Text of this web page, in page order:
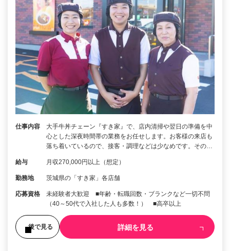
仕事内容
大手牛丼チェーン『すき家』で、店内清掃や翌日の準備を中
心とした深夜時間帯の業務をお任せします。お客様の来店も
落ち着いているので、接客・調理などは少なめです。その…
給与 月収270,000円以上（想定）
勤務地 茨城県の「すき家」各店舗
応募資格
未経験者大歓迎 ■年齢・転職回数・ブランクなど一切不問
（40～50代で入社した人も多数！） ■高卒以上
後で見る 詳細を見る